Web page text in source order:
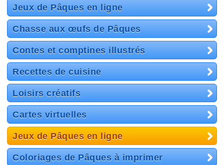
Jeux de Pâques en ligne
Chasse aux œufs de Pâques
Contes et comptines illustrés
Recettes de cuisine
Loisirs créatifs
Cartes virtuelles
Jeux de Pâques en ligne
Coloriages de Pâques à imprimer